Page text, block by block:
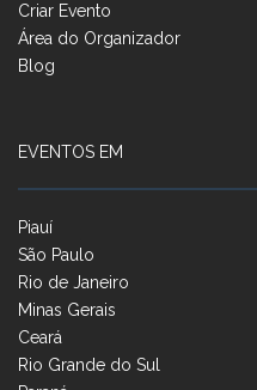
Criar Evento
Área do Organizador
Blog
EVENTOS EM
Piauí
São Paulo
Rio de Janeiro
Minas Gerais
Ceará
Rio Grande do Sul